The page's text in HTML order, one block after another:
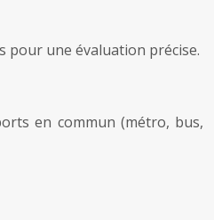
pour une évaluation précise.
en commun (métro, bus,